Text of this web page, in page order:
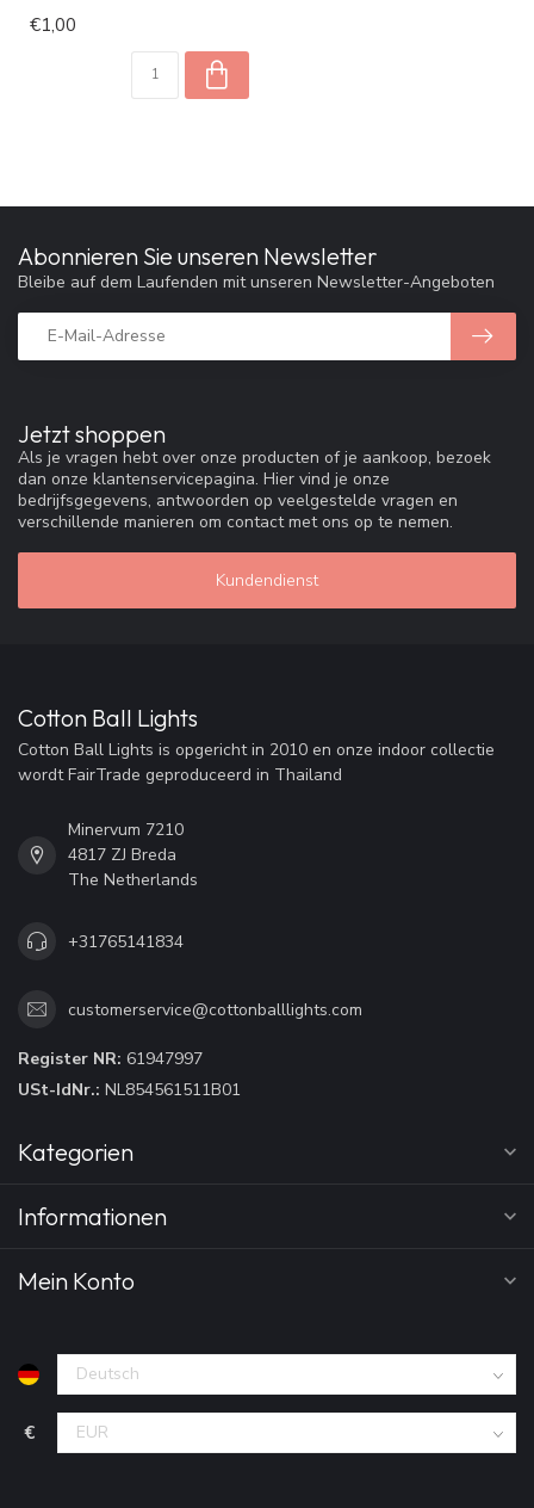
€1,00
Jetzt shoppen
Als je vragen hebt over onze producten of je aankoop, bezoek
dan onze klantenservicepagina. Hier vind je onze
bedrijfsgegevens, antwoorden op veelgestelde vragen en
verschillende manieren om contact met ons op te nemen.
Kundendienst
Abonnieren Sie unseren Newsletter
Bleibe auf dem Laufenden mit unseren Newsletter-Angeboten
Cotton Ball Lights
Cotton Ball Lights is opgericht in 2010 en onze indoor collectie
wordt FairTrade geproduceerd in Thailand
Minervum 7210
4817 ZJ Breda
The Netherlands
+31765141834
customerservice@cottonballlights.com
Register NR: 61947997
USt-IdNr.: NL854561511B01
Kategorien
Informationen
Mein Konto
€